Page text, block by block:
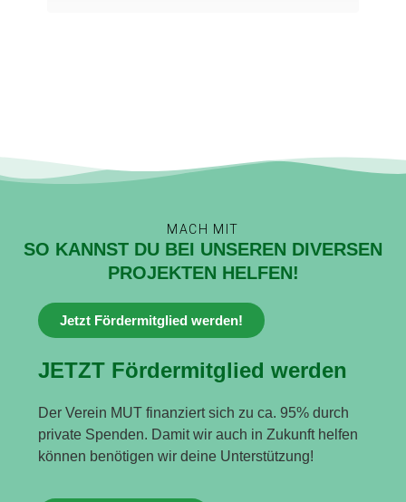
MACH MIT
SO KANNST DU BEI UNSEREN DIVERSEN
PROJEKTEN HELFEN!
Jetzt Fördermitglied werden!
JETZT Fördermitglied werden
Der Verein MUT finanziert sich zu ca. 95% durch
private Spenden. Damit wir auch in Zukunft helfen
können benötigen wir deine Unterstützung!